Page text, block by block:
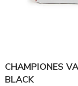
CHAMPIONES
BLACK